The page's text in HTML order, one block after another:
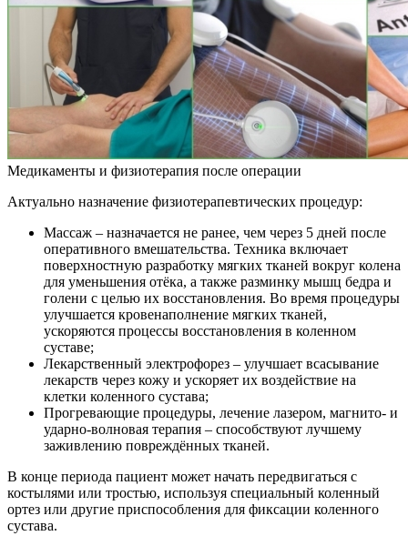
Медикаменты и физиотерапия после операции
Актуально назначение физиотерапевтических процедур:
Массаж – назначается не ранее, чем через 5 дней после
оперативного вмешательства. Техника включает
поверхностную разработку мягких тканей вокруг колена
для уменьшения отёка, а также разминку мышц бедра и
голени с целью их восстановления. Во время процедуры
улучшается кровенаполнение мягких тканей,
ускоряются процессы восстановления в коленном
суставе;
Лекарственный электрофорез – улучшает всасывание
лекарств через кожу и ускоряет их воздействие на
клетки коленного сустава;
Прогревающие процедуры, лечение лазером, магнито- и
ударно-волновая терапия – способствуют лучшему
заживлению повреждённых тканей.
В конце периода пациент может начать передвигаться с
костылями или тростью, используя специальный коленный
ортез или другие приспособления для фиксации коленного
сустава.